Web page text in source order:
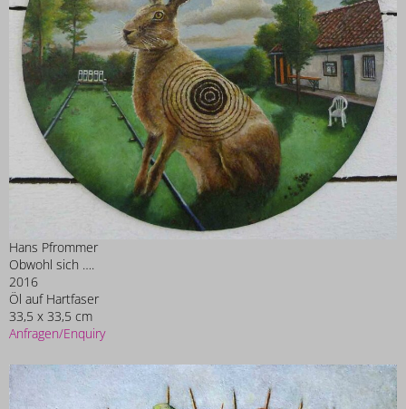
Hans Pfrommer
Obwohl sich ….
2016
Öl auf Hartfaser
33,5 x 33,5 cm
Anfragen/Enquiry